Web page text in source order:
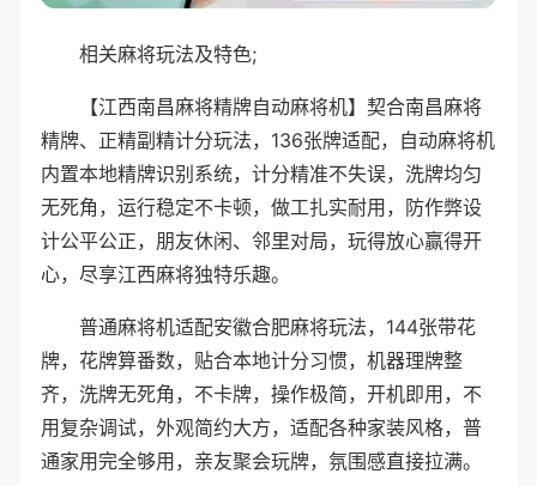
相关麻将玩法及特色;
【江西南昌麻将精牌自动麻将机】契合南昌麻将
精牌、正精副精计分玩法，136张牌适配，自动麻将机
内置本地精牌识别系统，计分精准不失误，洗牌均匀
无死角，运行稳定不卡顿，做工扎实耐用，防作弊设
计公平公正，朋友休闲、邻里对局，玩得放心赢得开
心，尽享江西麻将独特乐趣。
普通麻将机适配安徽合肥麻将玩法，144张带花
牌，花牌算番数，贴合本地计分习惯，机器理牌整
齐，洗牌无死角，不卡牌，操作极简，开机即用，不
用复杂调试，外观简约大方，适配各种家装风格，普
通家用完全够用，亲友聚会玩牌，氛围感直接拉满。